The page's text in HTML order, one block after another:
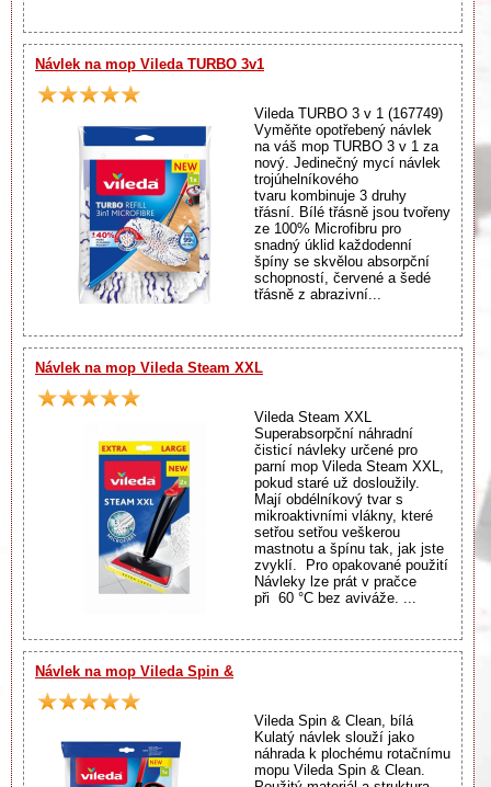
Návlek na mop Vileda TURBO 3v1
Vileda TURBO 3 v 1 (167749)
Vyměňte opotřebený návlek
na váš mop TURBO 3 v 1 za
nový. Jedinečný mycí návlek
trojúhelníkového
tvaru kombinuje 3 druhy
třásní. Bílé třásně jsou tvořeny
ze 100% Microfibru pro
snadný úklid každodenní
špíny se skvělou absorpční
schopností, červené a šedé
třásně z abrazivní...
Návlek na mop Vileda Steam XXL
Vileda Steam XXL
Superabsorpční náhradní
čisticí návleky určené pro
parní mop Vileda Steam XXL,
pokud staré už dosloužily.
Mají obdélníkový tvar s
mikroaktivními vlákny, které
setřou setřou veškerou
mastnotu a špínu tak, jak jste
zvyklí. Pro opakované použití
Návleky lze prát v pračce
při 60 °C bez aviváže. ...
Návlek na mop Vileda Spin &
Vileda Spin & Clean, bílá
Kulatý návlek slouží jako
náhrada k plochému rotačnímu
mopu Vileda Spin & Clean.